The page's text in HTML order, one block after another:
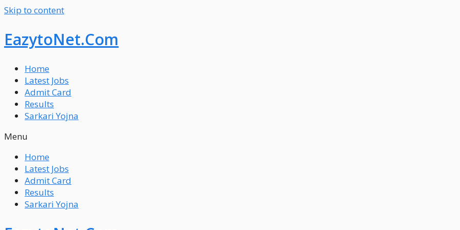
Skip to content
EazytoNet.Com
Home
Latest Jobs
Admit Card
Results
Sarkari Yojna
Menu
Home
Latest Jobs
Admit Card
Results
Sarkari Yojna